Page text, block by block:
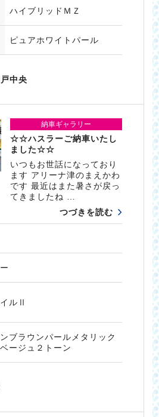
ハイブリッドＭＺ
ピュアホワイトパール
中央
納車ギャラリー
☆☆ハスラーご納車いたし
ました☆☆
いつもお世話になっており
ます アリーナ津のまえかわ
です 最近はまた暑さが戻っ
てきましたね …
つづきを読む
イルⅡ
ブラウンパールメタリック
ージュ２トーン